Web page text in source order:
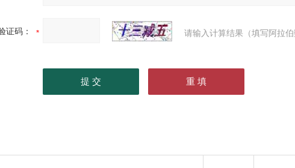
证码： 请输入计算结果（填写阿拉